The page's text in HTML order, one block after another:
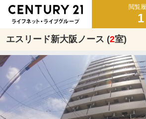
閲覧
1
エスリード新大阪ノース (2室)